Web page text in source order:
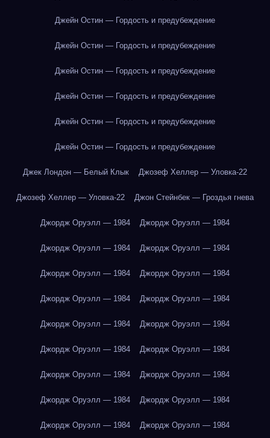
Джейн Остин — Гордость и предубеждение
Джейн Остин — Гордость и предубеждение
Джейн Остин — Гордость и предубеждение
Джейн Остин — Гордость и предубеждение
Джейн Остин — Гордость и предубеждение
Джейн Остин — Гордость и предубеждение
Джек Лондон — Белый Клык Джозеф Хеллер — Уловка-22
Джозеф Хеллер — Уловка-22 Джон Стейнбек — Гроздья гнева
Джордж Оруэлл — 1984 Джордж Оруэлл — 1984
Джордж Оруэлл — 1984 Джордж Оруэлл — 1984
Джордж Оруэлл — 1984 Джордж Оруэлл — 1984
Джордж Оруэлл — 1984 Джордж Оруэлл — 1984
Джордж Оруэлл — 1984 Джордж Оруэлл — 1984
Джордж Оруэлл — 1984 Джордж Оруэлл — 1984
Джордж Оруэлл — 1984 Джордж Оруэлл — 1984
Джордж Оруэлл — 1984 Джордж Оруэлл — 1984
Джордж Оруэлл — 1984 Джордж Оруэлл — 1984